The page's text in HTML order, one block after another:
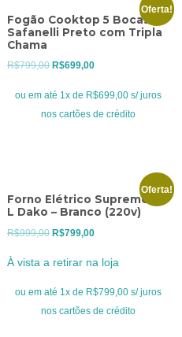
Oferta!
Fogão Cooktop 5 Bocas
Safanelli Preto com Tripla
Chama
R$799,00 OR$699,00O
atual
ou em até 1x de R$699,00 s/ juros
nos cartões de crédito
Oferta!
Forno Elétrico Supreme 44
L Dako – Branco (220v)
R$999,00 O
era:
R$999,00.
R$799,00O
atual
é:
R$799,00.
À vista a retirar na loja
ou em até 1x de R$799,00 s/ juros
nos cartões de crédito